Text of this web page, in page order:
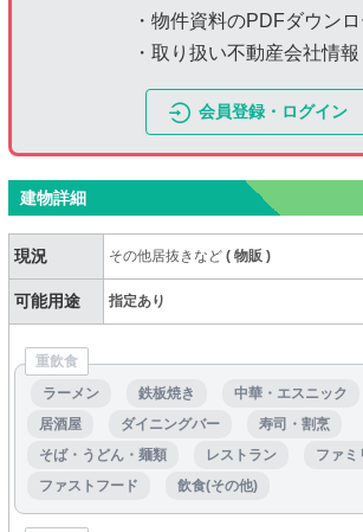
・物件資料のPDFダウン
・取り扱い不動産会社情報
会員登録・ログイン
建物詳細
現況 その他居抜きなど(物販)
可能用途 指定あり
重飲食
ラーメン
鉄板焼き 中華・エスニック
居酒屋
ダイニングバー
寿司・割烹
そば・うどん・麺類
レストラン
ファミ
ファストフード
飲食(その他)